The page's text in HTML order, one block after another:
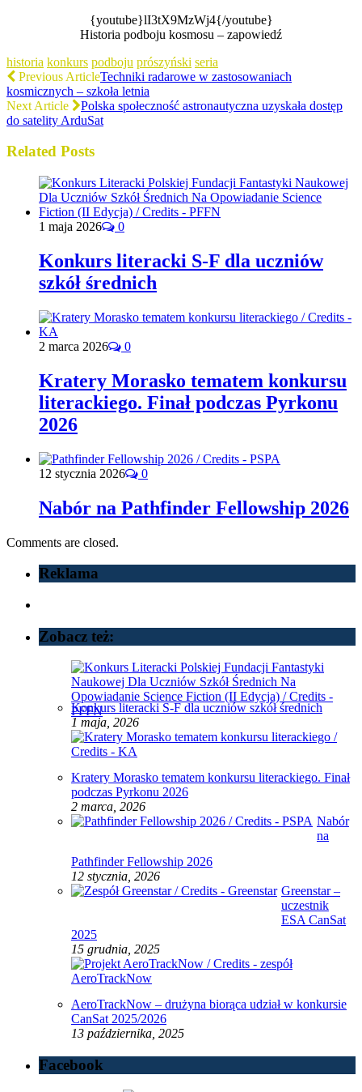
{youtube}lI3tX9MzWj4{/youtube}
Historia podboju kosmosu – zapowiedź
historia konkurs podboju prószyński seria
Previous ArticleTechniki radarowe w zastosowaniach
kosmicznych – szkoła letnia
Next Article
Polska społeczność astronautyczna uzyskała dostęp
do satelity ArduSat
Related Posts
1 maja 2026 0
Konkurs literacki S-F dla uczniów
szkół średnich
2 marca 2026 0
Kratery Morasko tematem konkursu
literackiego. Finał podczas Pyrkonu
2026
12 stycznia 2026 0
Nabór na Pathfinder Fellowship 2026
Comments are closed.
Reklama
Zobacz też:
Konkurs literacki S-F dla uczniów szkół średnich
1 maja, 2026
Kratery Morasko tematem konkursu literackiego. Finał
podczas Pyrkonu 2026
2 marca, 2026
Nabór
na
Pathfinder Fellowship 2026
12 stycznia, 2026
Greenstar –
uczestnik
ESA CanSat
2025
15 grudnia, 2025
AeroTrackNow – drużyna biorąca udział w konkursie
CanSat 2025/2026
13 października, 2025
Facebook